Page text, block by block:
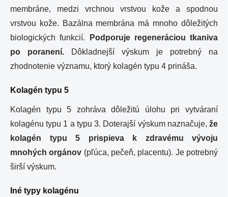
membráne, medzi vrchnou vrstvou kože a spodnou
vrstvou kože. Bazálna membrána má mnoho dôležitých
biologických funkcií.
Podporuje regeneráciou tkaniva
po poranení. Dôkladnejší výskum je potrebný na
zhodnotenie významu, ktorý kolagén typu 4 prináša.
Kolagén typu 5
Kolagén typu 5 zohráva dôležitú úlohu pri vytváraní
kolagénu typu 1 a typu 3. Doterajší výskum naznačuje, že
kolagén typu 5 prispieva k zdravému vývoju
mnohých orgánov (pľúca, pečeň, placentu). Je potrebný
širší výskum.
Iné typy kolagénu